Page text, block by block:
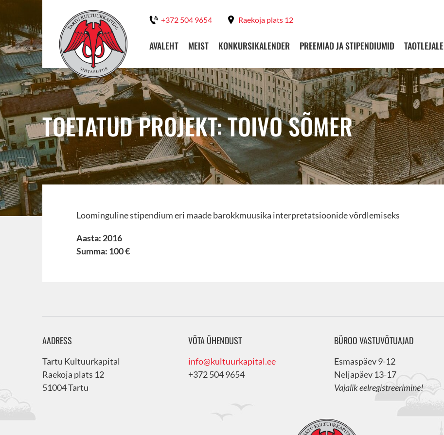
+372 504 9654 Raekoja plats 12
AVALEHT MEIST KONKURSIKALENDER PREEMIAD JA STIPENDIUMID TAOTLEJALE
TOETATUD PROJEKT: TOIVO SÕMER
Loominguline stipendium eri maade barokkmuusika interpretatsioonide võrdlemiseks
Aasta: 2016
Summa: 100 €
AADRESS
Tartu Kultuurkapital
Raekoja plats 12
51004 Tartu
VÕTA ÜHENDUST
info@kultuurkapital.ee
+372 504 9654
BÜROO VASTUVÕTUAJAD
Esmaspäev 9-12
Neljapäev 13-17
Vajalik eelregistreerimine!